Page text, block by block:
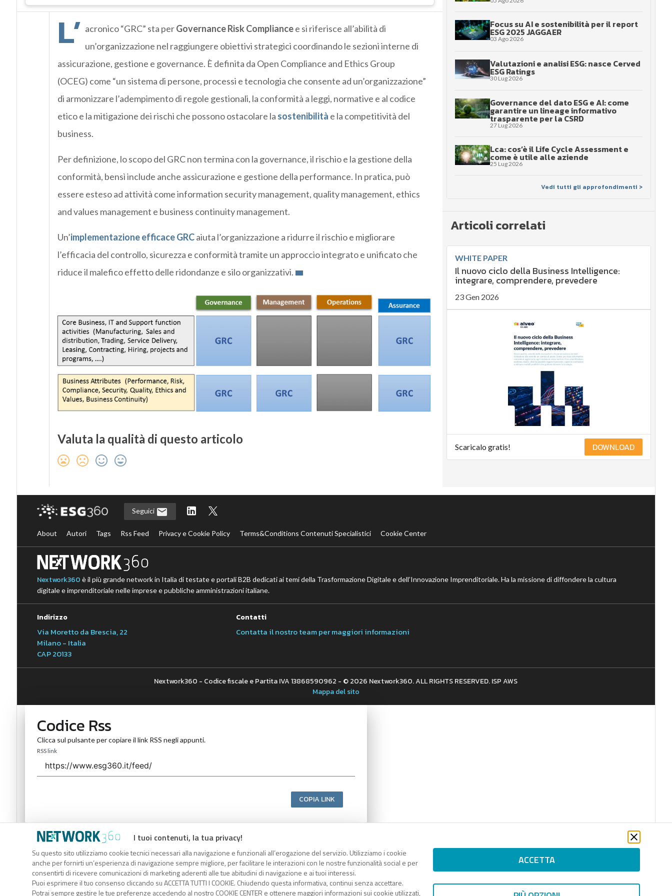
L’ acronico “GRC” sta perGovernance Risk Compliancee si riferisce all’abilità di
un’organizzazione nel raggiungere obiettivi strategici coordinando le sezioni interne di
assicurazione, gestione e governance. È definita da Open Compliance and Ethics Group
(OCEG) come “un sistema di persone, processi e tecnologia che consente ad un’organizzazione”
di armonizzare l’adempimento di regole gestionali, la conformità a leggi, normative e al codice
etico e la mitigazione dei rischi che possono ostacolare la sostenibilità e la competitività del
business.
Per definizione, lo scopo del GRC non termina con la governance, il rischio e la gestione della
conformità, bensì include anche assicurazione e gestione della performance. In pratica, può
essere esteso ad attività come information security management, quality management, ethics
and values management e business continuity management.
Un’implementazione efficace GRCaiuta l’organizzazione a ridurre il rischio e migliorare
l’efficacia del controllo, sicurezza e conformità tramite un approccio integrato e unificato che
riduce il malefico effetto delle ridondanze e silo organizzativi.
Valuta la qualità di questo articolo
Focus su AI e sostenibilità per il report
ESG 2025 JAGGAER
03 Ago 2026
Valutazioni e analisi ESG: nasce Cerved
ESG Ratings
30 Lug 2026
Governance del dato ESG e AI: come
garantire un lineage informativo
trasparente per la CSRD
27 Lug 2026
Lca: cos’è il Life Cycle Assessment e
come è utile alle aziende
25 Lug 2026
Vedi tutti gli approfondimenti >
Articoli correlati
WHITE PAPER
Il nuovo ciclo della Business Intelligence:
integrare, comprendere, prevedere
23 Gen 2026
Scaricalo gratis! DOWNLOAD
I tuoi contenuti, la tua privacy!
Su questo sito utilizziamo cookie tecnici necessari alla navigazione e funzionali all’erogazione del servizio. Utilizziamo i cookie
anche per fornirti un’esperienza di navigazione sempre migliore, per facilitare le interazioni con le nostre funzionalità social e per
consentirti di ricevere comunicazioni di marketing aderenti alle tue abitudini di navigazione e ai tuoi interessi.
Puoi esprimere il tuo consenso cliccando su ACCETTA TUTTI I COOKIE. Chiudendo questa informativa, continui senza accettare.
Potrai sempre gestire le tue preferenze accedendo al nostro COOKIE CENTER e ottenere maggiori informazioni sui cookie utilizzati,
ACCETTA
Seguici
About Autori Tags Rss Feed Privacy e Cookie Policy Terms&Conditions Contenuti Specialistici Cookie Center
Nextwork360 è il più grande network in Italia di testate e portali B2B dedicati ai temi della Trasformazione Digitale e dell’Innovazione Imprenditoriale. Ha la missione di diffondere la cultura
digitale e imprenditoriale nelle imprese e pubbliche amministrazioni italiane.
Indirizzo
Via Moretto da Brescia, 22
Milano - Italia
CAP 20133
Contatti
Contatta il nostro team per maggiori informazioni
Nextwork360 - Codice fiscale e Partita IVA 13868590962 - © 2026 Nextwork360. ALL RIGHTS RESERVED. ISP AWS
Mappa del sito
Codice Rss
Clicca sul pulsante per copiare il link RSS negli appunti.
RSS link
COPIA LINK
Codice Rss
Clicca sul pulsante per copiare il link RSS negli appunti.
RSS link